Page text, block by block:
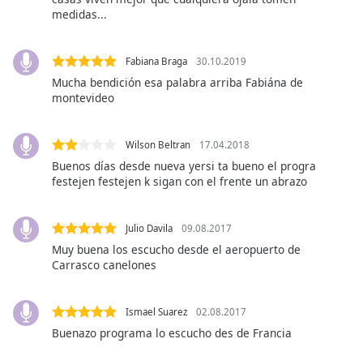
selected
Audio
Track
Fullscreen
This
window.
Beginning
dialog
window.
Escape
medidas...
Fabiana Braga 30.10.2019
Mucha bendición esa palabra arriba Fabiána de
montevideo
Wilson Beltran 17.04.2018
Buenos días desde nueva yersi ta bueno el progra
festejen festejen k sigan con el frente un abrazo
Julio Davila 09.08.2017
Muy buena los escucho desde el aeropuerto de
Carrasco canelones
Ismael Suarez 02.08.2017
Buenazo programa lo escucho des de Francia